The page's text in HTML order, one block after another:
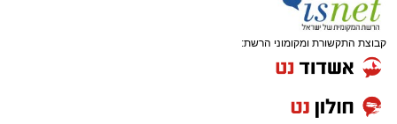
קבוצת התקשורת ומקומוני הרשת: